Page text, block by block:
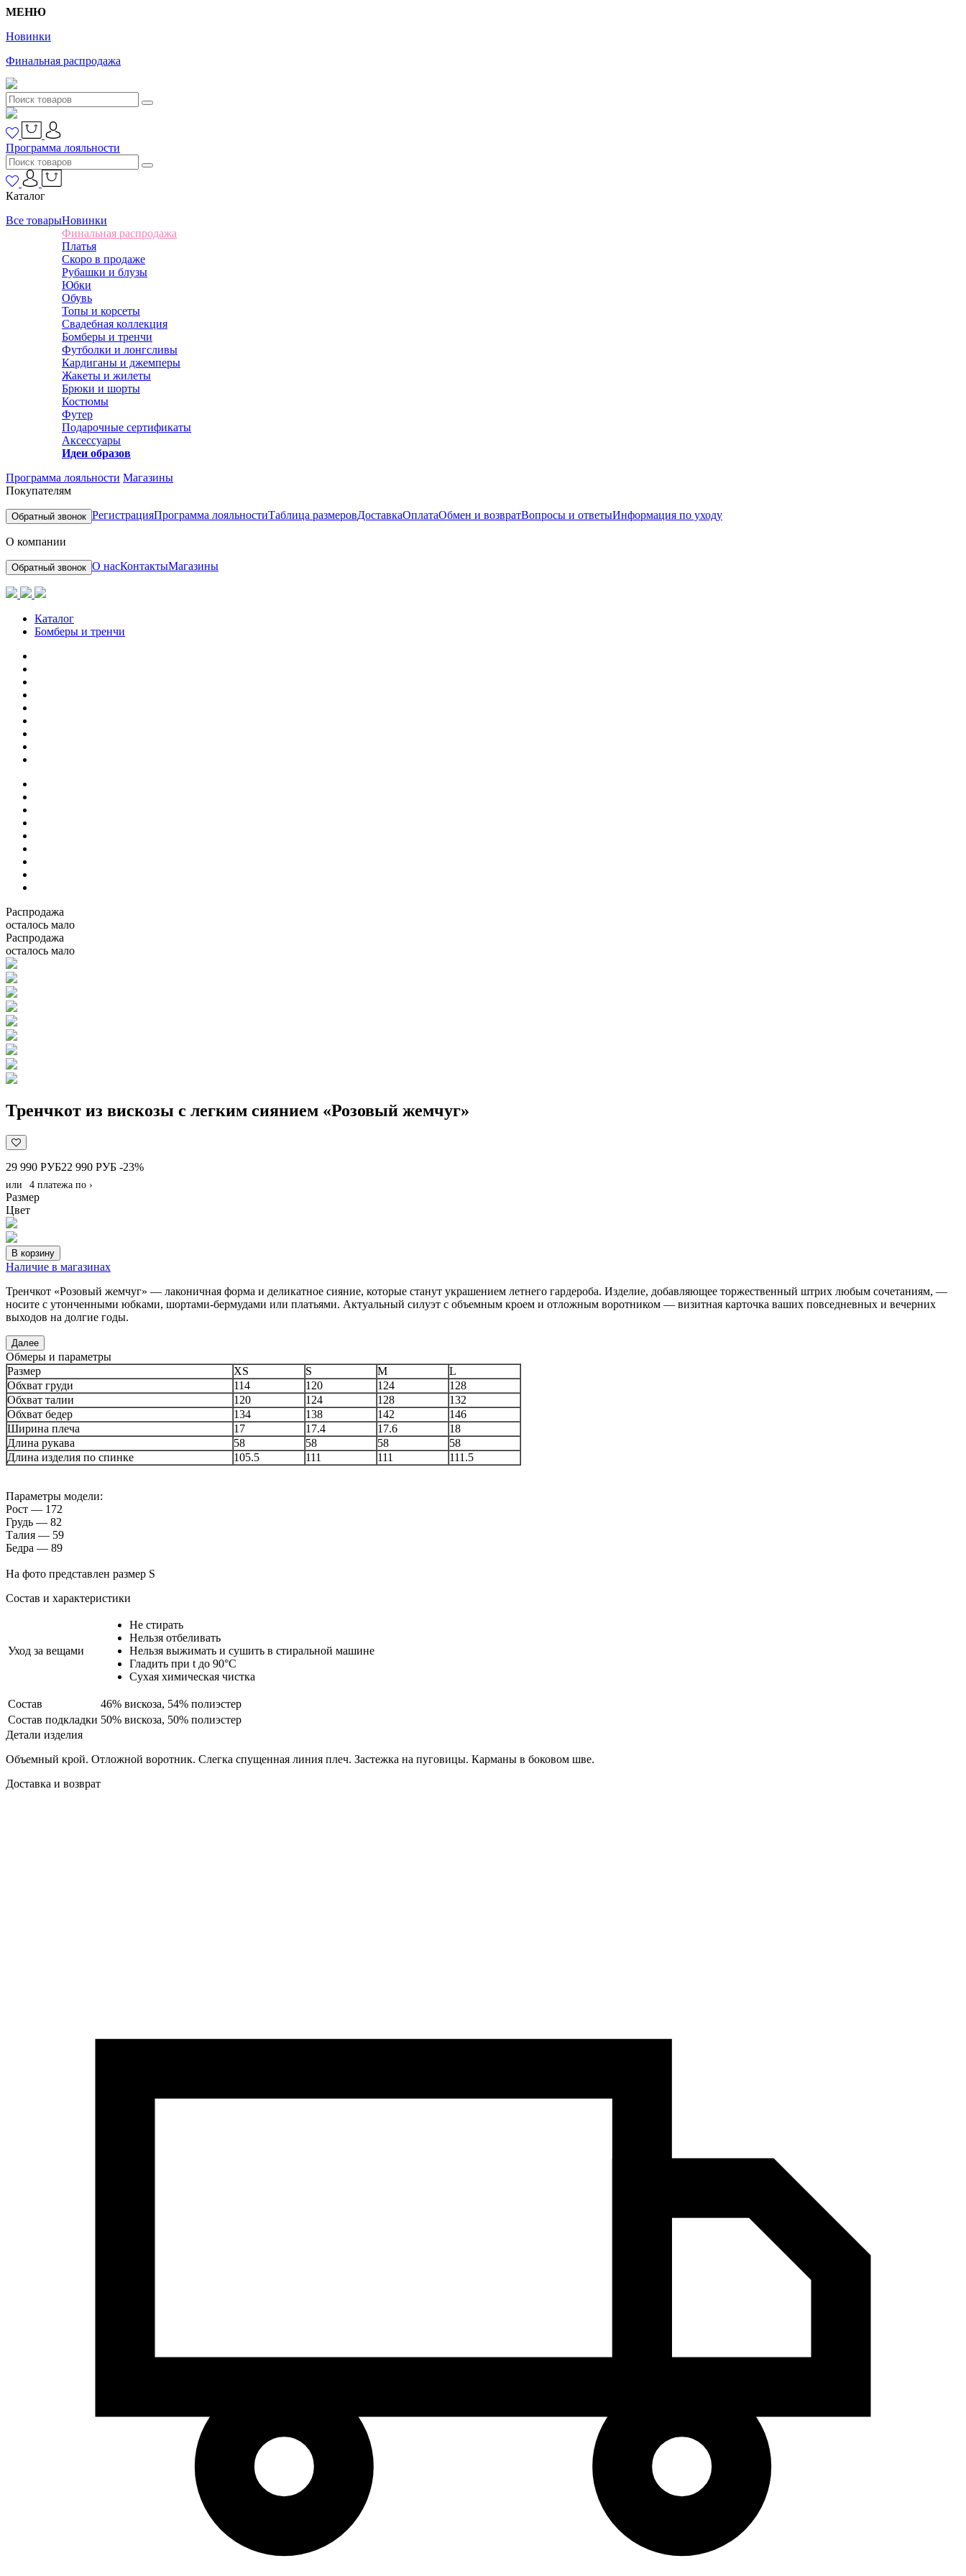
МЕНЮ
Новинки
Финальная распродажа
Программа лояльности
Каталог
Все товарыНовинки
Финальная распродажа
Платья
Скоро в продаже
Рубашки и блузы
Юбки
Обувь
Топы и корсеты
Свадебная коллекция
Бомберы и тренчи
Футболки и лонгсливы
Кардиганы и джемперы
Жакеты и жилеты
Брюки и шорты
Костюмы
Футер
Подарочные сертификаты
Аксессуары
Идеи образов
Программа лояльности Магазины
Покупателям
Обратный звонок РегистрацияПрограмма лояльностиТаблица размеровДоставкаОплатаОбмен и возвратВопросы и ответыИнформация по уходу
О компании
Обратный звонок О насКонтактыМагазины
Каталог
Бомберы и тренчи
Распродажа
осталось мало
Распродажа
осталось мало
Тренчкот из вискозы с легким сиянием «Розовый жемчуг»
29 990 РУБ22 990 РУБ -23%
или 4 платежа по ›
Размер
Цвет
В корзину
Наличие в магазинах
Тренчкот «Розовый жемчуг» — лаконичная форма и деликатное сияние, которые станут украшением летнего гардероба. Изделие, добавляющее торжественный штрих любым сочетаниям, —
носите с утонченными юбками, шортами-бермудами или платьями. Актуальный силуэт с объемным кроем и отложным воротником — визитная карточка ваших повседневных и вечерних
выходов на долгие годы.
Далее
Обмеры и параметры
Размер
XS S M
L
Обхват груди
114 120 124
128
Обхват талии
120 124 128
132
Обхват бедер
134 138 142
146
Ширина плеча
17 17.4 17.6
18
Длина рукава
58 58 58
58
Длина изделия по спинке
105.5 111 111 111.5
Параметры модели:
Рост — 172
Грудь — 82
Талия — 59
Бедра — 89
На фото представлен размер S
Состав и характеристики
Уход за вещами
Не стирать
Нельзя отбеливать
Нельзя выжимать и сушить в стиральной машине
Гладить при t до 90°С
Сухая химическая чистка
Состав
46% вискоза, 54% полиэстер
Состав подкладки 50% вискоза, 50% полиэстер
Детали изделия
Объемный крой. Отложной воротник. Слегка спущенная линия плеч. Застежка на пуговицы. Карманы в боковом шве.
Доставка и возврат